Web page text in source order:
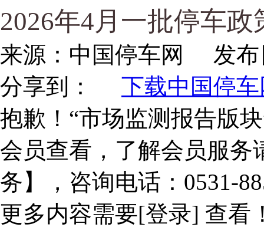
2026年4月一批停车
来源： 中国停车网
发布
分享到：
下载中国停车
抱歉！“市场监测报告版
会员查看，了解会员服务
务】，咨询电话：0531-
更多内容需要[登录] 查看